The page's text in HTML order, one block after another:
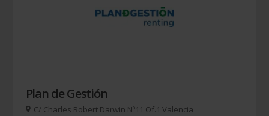
Plan de Gestión
C/ Charles Robert Darwin Nº11 Of.1 Valencia